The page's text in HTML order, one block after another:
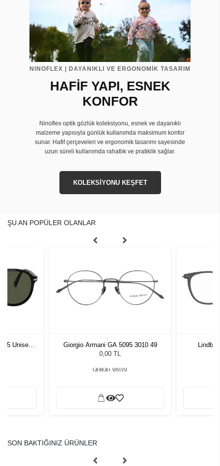
NINOFLEX | DAYANIKLI VE ERGONOMİK TASARIM
HAFİF YAPI, ESNEK
KONFOR
Ninoflex optik gözlük koleksiyonu, esnek ve dayanıklı
malzeme yapısıyla günlük kullanımda maksimum konfor
sunar. Hafif çerçeveleri ve ergonomik tasarımı sayesinde
uzun süreli kullanımda rahatlık ve pratiklik sağlar.
KOLEKSİYONU KEŞFET
ŞU AN POPÜLER OLANLAR
55 Unisex
Giorgio Armani GA 5095 3010 49
0,00 TL
SON BAKTIĞINIZ ÜRÜNLER